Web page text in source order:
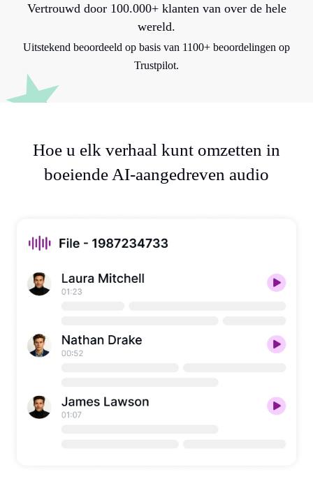
Vertrouwd door 100.000+ klanten van over de hele
wereld.
Uitstekend beoordeeld op basis van 1100+ beoordelingen op
Trustpilot.
Hoe u elk verhaal kunt omzetten in
boeiende AI-aangedreven audio